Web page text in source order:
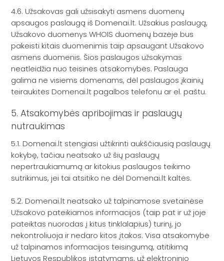
4.6. Užsakovas gali užsisakyti asmens duomenų
apsaugos paslaugą iš Domenai.lt. Užsakius paslaugą,
Užsakovo duomenys WHOIS duomenų bazėje bus
pakeisti kitais duomenimis taip apsaugant Užsakovo
asmens duomenis. Šios paslaugos užsakymas
neatleidžia nuo teisinės atsakomybės. Paslauga
galima ne visiems domenams, dėl paslaugos įkainių
teiraukitės Domenai.lt pagalbos telefonu ar el. paštu.
5. Atsakomybės apribojimas ir paslaugų
nutraukimas
5.1. Domenai.lt stengiasi užtikrinti aukščiausią paslaugų
kokybę, tačiau neatsako už šių paslaugų
nepertraukiamumą ar kitokius paslaugos teikimo
sutrikimus, jei tai atsitiko ne dėl Domenai.lt kaltės.
5.2. Domenai.lt neatsako už talpinamose svetainėse
Užsakovo pateikiamos informacijos (taip pat ir už joje
pateiktas nuorodas į kitus tinklalapius) turinį, jo
nekontroliuoja ir nedaro kitos įtakos. Visa atsakomybė
už talpinamos informacijos teisingumą, atitikimą
Lietuvos Respublikos įstatymams, už elektroninio